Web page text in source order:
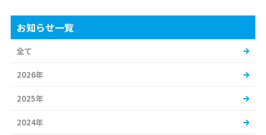
お知らせ一覧
全て
2026年
2025年
2024年